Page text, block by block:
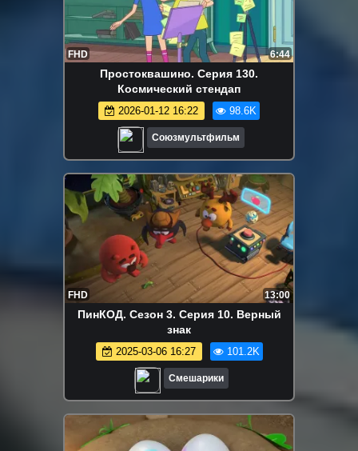
FHD 6:44
Простоквашино. Серия 130.
Космический стендап
2026-01-12 16:22 98.6K
Союзмультфильм
FHD 13:00
ПинКОД. Сезон 3. Серия 10. Верный
знак
2025-03-06 16:27 101.2K
Смешарики